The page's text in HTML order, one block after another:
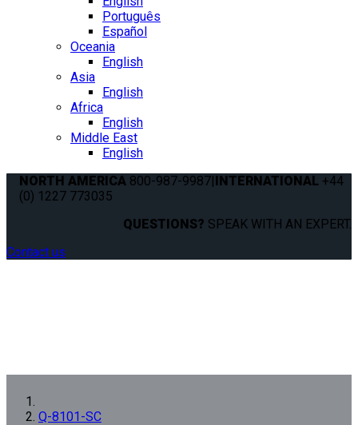
Português
Español
Oceania
English
Asia
English
Africa
English
Middle East
English
NORTH AMERICA 800-987-9987|INTERNATIONAL +44
(0) 1227 773035
QUESTIONS? SPEAK WITH AN EXPERT.
Contact us
Q-8101-SC